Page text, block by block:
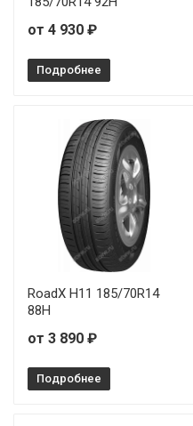
от 4 930 ₽
Подробнее
RoadX H11 185/70R14
88H
от 3 890 ₽
Подробнее